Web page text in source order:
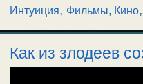
Интуиция, Фильмы, Кино,
Как из злодеев